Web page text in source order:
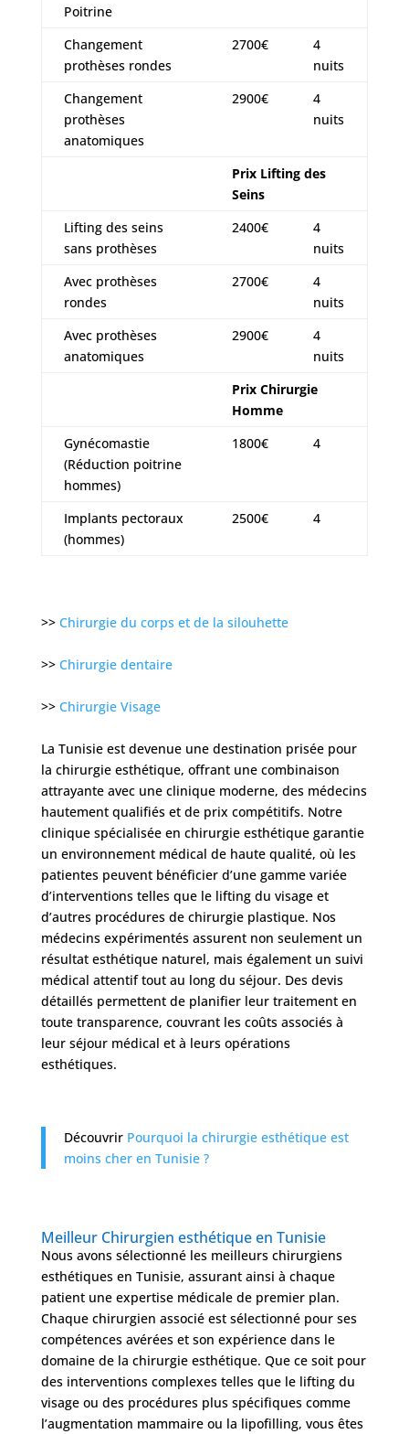
Poitrine
Changement
prothèses rondes
2700€
4
nuits
Changement
prothèses
anatomiques
2900€
4
nuits
Prix Lifting des
Seins
Lifting des seins
sans prothèses
2400€
4
nuits
Avec prothèses
rondes
2700€
4
nuits
Avec prothèses
anatomiques
2900€
4
nuits
Prix Chirurgie
Homme
Gynécomastie
(Réduction poitrine
hommes)
1800€ 4
Implants pectoraux
(hommes)
2500€ 4
>> Chirurgie du corps et de la silouhette
>> Chirurgie dentaire
>> Chirurgie Visage
La Tunisie est devenue une destination prisée pour
la chirurgie esthétique, offrant une combinaison
attrayante avec une clinique moderne, des médecins
hautement qualifiés et de prix compétitifs. Notre
clinique spécialisée en chirurgie esthétique garantie
un environnement médical de haute qualité, où les
patientes peuvent bénéficier d’une gamme variée
d’interventions telles que le lifting du visage et
d’autres procédures de chirurgie plastique. Nos
médecins expérimentés assurent non seulement un
résultat esthétique naturel, mais également un suivi
médical attentif tout au long du séjour. Des devis
détaillés permettent de planifier leur traitement en
toute transparence, couvrant les coûts associés à
leur séjour médical et à leurs opérations
esthétiques.
Découvrir Pourquoi la chirurgie esthétique est
moins cher en Tunisie ?
Meilleur Chirurgien esthétique en Tunisie
Nous avons sélectionné les meilleurs chirurgiens
esthétiques en Tunisie, assurant ainsi à chaque
patient une expertise médicale de premier plan.
Chaque chirurgien associé est sélectionné pour ses
compétences avérées et son expérience dans le
domaine de la chirurgie esthétique. Que ce soit pour
des interventions complexes telles que le lifting du
visage ou des procédures plus spécifiques comme
l’augmentation mammaire ou la lipofilling, vous êtes